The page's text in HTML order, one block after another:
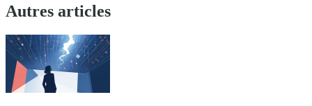
Autres articles